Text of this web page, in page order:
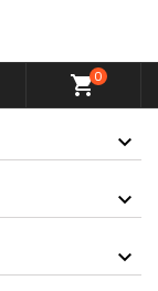
shopping_cart0